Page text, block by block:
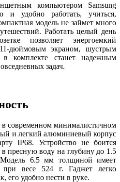
компьютером Samsung
удобно работать, учиться,
модель не займет много
Работать целый день
позволяет энергоемкий
дюймовым экраном, шустрым
комплекте станет надежным
задач.
современном минималистичном
и легкий алюминиевый корпус
IP68. Устройство не боится
пресную воду на глубину до 1.5
6.5 мм толщиной имеет
при весе 524 г. Гаджет легко
его удобно нести в руке.